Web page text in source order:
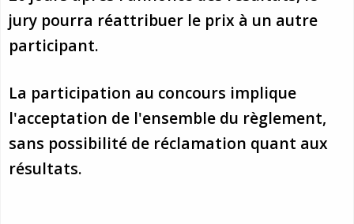
jury pourra réattribuer le prix à un autre
participant.
La participation au concours implique
l'acceptation de l'ensemble du règlement,
sans possibilité de réclamation quant aux
résultats.